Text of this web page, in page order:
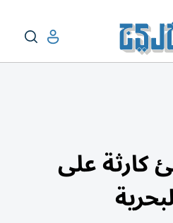
كارثة على